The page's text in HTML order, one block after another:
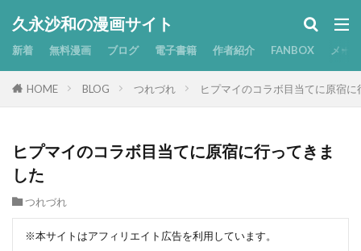
久永沙和の漫画サイト
新着 無料漫画 ブログ 電子書籍 作者紹介 FANBOX メール
HOME BLOG つれづれ ヒプマイのコラボ目当てに原宿
ヒプマイのコラボ目当てに原宿に行ってきま
した
つれづれ
※本サイトはアフィリエイト広告を利用しています。